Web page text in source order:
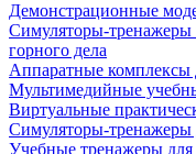
Демонстрационные
Симуляторы-тренажеры
горного дела
Аппаратные комплексы
Мультимедийные
Виртуальные
Симуляторы-тренажеры
Учебные тренажеры для